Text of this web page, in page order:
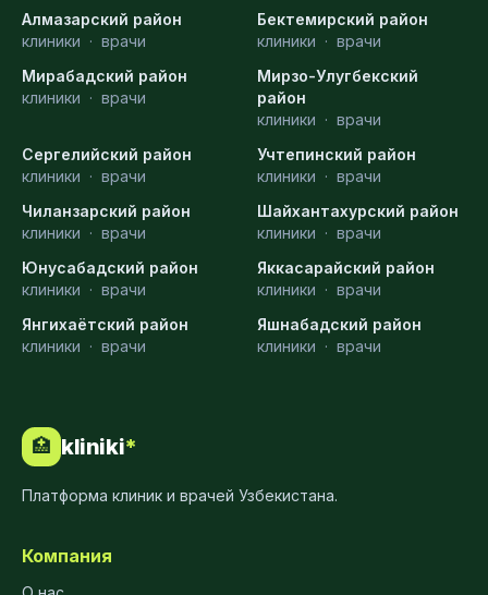
Алмазарский район
клиники · врачи
Бектемирский район
клиники · врачи
Мирабадский район
клиники · врачи
Мирзо-Улугбекский
район
клиники · врачи
Сергелийский район
клиники · врачи
Учтепинский район
клиники · врачи
Чиланзарский район
клиники · врачи
Шайхантахурский район
клиники · врачи
Юнусабадский район
клиники · врачи
Яккасарайский район
клиники · врачи
Янгихаётский район
клиники · врачи
Яшнабадский район
клиники · врачи
🏥 kliniki*
Платформа клиник и врачей Узбекистана.
Компания